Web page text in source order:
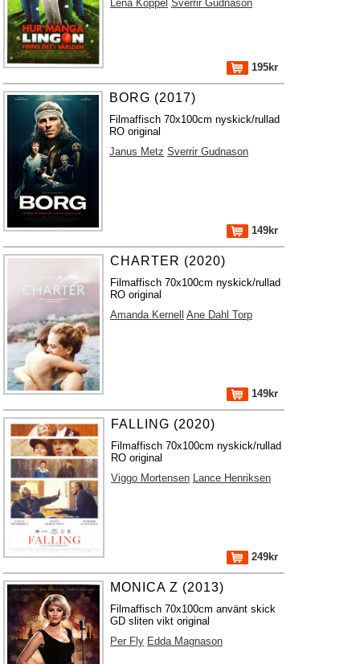
Lena Koppel Sverrir Gudnason
195kr
BORG (2017)
Filmaffisch 70x100cm nyskick/rullad
RO original
Janus Metz Sverrir Gudnason
149kr
CHARTER (2020)
Filmaffisch 70x100cm nyskick/rullad
RO original
Amanda Kernell
Ane Dahl Torp
149kr
FALLING (2020)
Filmaffisch 70x100cm nyskick/rullad
RO original
Viggo Mortensen Lance Henriksen
249kr
MONICA Z (2013)
Filmaffisch 70x100cm använt skick
GD sliten vikt original
Per Fly Edda Magnason